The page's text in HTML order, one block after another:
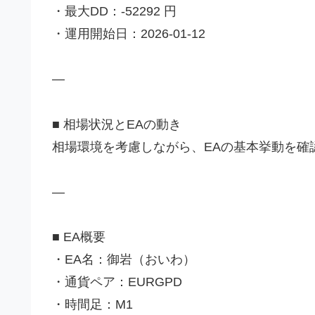
・最大DD：-52292 円
・運用開始日：2026-01-12
—
■ 相場状況とEAの動き
相場環境を考慮しながら、EAの基本挙動を確
—
■ EA概要
・EA名：御岩（おいわ）
・通貨ペア：EURGPD
・時間足：M1